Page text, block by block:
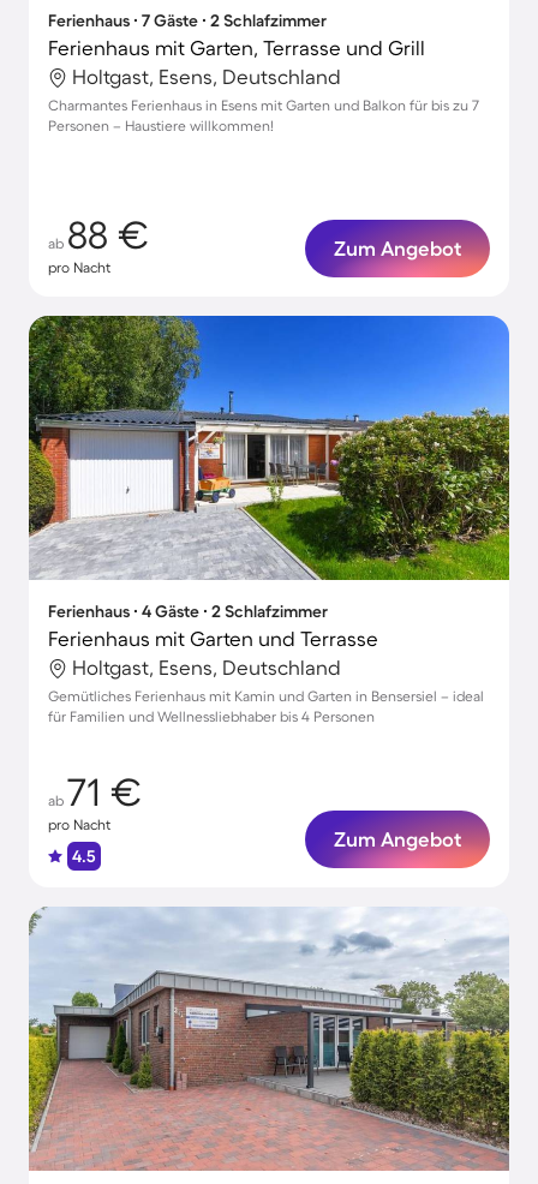
Ferienhaus ∙ 7 Gäste ∙ 2 Schlafzimmer
Ferienhaus mit Garten, Terrasse und Grill
Holtgast, Esens, Deutschland
Charmantes Ferienhaus in Esens mit Garten und Balkon für bis zu 7
Personen – Haustiere willkommen!
ab 88 €
pro Nacht
Zum Angebot
Ferienhaus ∙ 4 Gäste ∙ 2 Schlafzimmer
Ferienhaus mit Garten und Terrasse
Holtgast, Esens, Deutschland
Gemütliches Ferienhaus mit Kamin und Garten in Bensersiel – ideal
für Familien und Wellnessliebhaber bis 4 Personen
ab 71 €
pro Nacht
4.5
Zum Angebot